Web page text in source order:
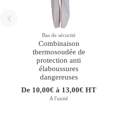
Bas de sécurité
Combinaison
thermosoudée de
protection anti
élaboussures
dangereuses
De 10,00€ à 13,00€ HT
A l'unité